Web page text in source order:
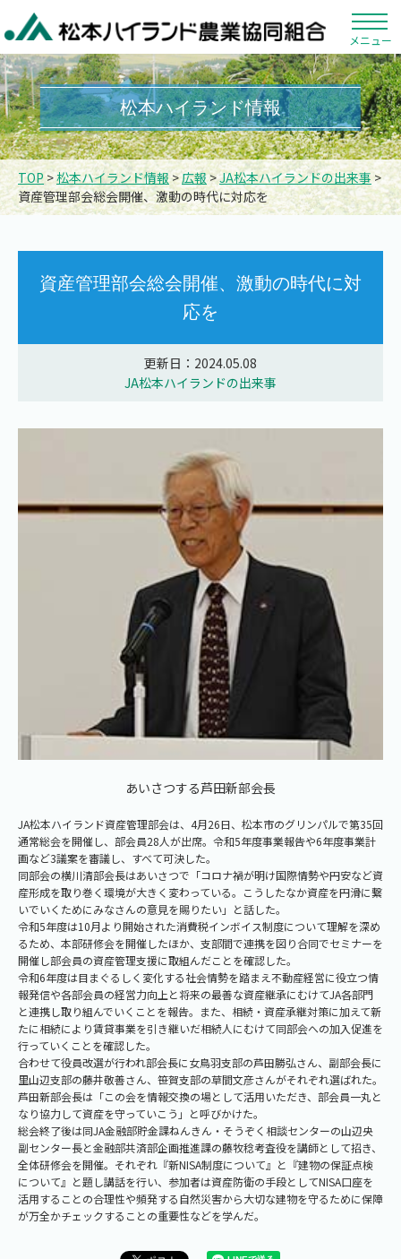
メニュー
松本ハイランド情報
TOP>松本ハイランド情報>広報>JA松本ハイランドの出来事 >
資産管理部会総会開催、激動の時代に対応を
資産管理部会総会開催、激動の時代に対
応を
更新日：2024.05.08
JA松本ハイランドの出来事
あいさつする芦田新部会長
JA松本ハイランド資産管理部会は、4月26日、松本市のグリンパルで第35回
通常総会を開催し、部会員28人が出席。令和5年度事業報告や6年度事業計
画など3議案を審議し、すべて可決した。
同部会の横川清部会長はあいさつで「コロナ禍が明け国際情勢や円安など資
産形成を取り巻く環境が大きく変わっている。こうしたなか資産を円滑に繋
いでいくためにみなさんの意見を賜りたい」と話した。
令和5年度は10月より開始された消費税インボイス制度について理解を深め
るため、本部研修会を開催したほか、支部間で連携を図り合同でセミナーを
開催し部会員の資産管理支援に取組んだことを確認した。
令和6年度は目まぐるしく変化する社会情勢を踏まえ不動産経営に役立つ情
報発信や各部会員の経営力向上と将来の最善な資産継承にむけてJA各部門
と連携し取り組んでいくことを報告。また、相続・資産承継対策に加えて新
たに相続により賃貸事業を引き継いだ相続人にむけて同部会への加入促進を
行っていくことを確認した。
合わせて役員改選が行われ部会長に女鳥羽支部の芦田勝弘さん、副部会長に
里山辺支部の藤井敬善さん、笹賀支部の草間文彦さんがそれぞれ選ばれた。
芦田新部会長は「この会を情報交換の場として活用いただき、部会員一丸と
なり協力して資産を守っていこう」と呼びかけた。
総会終了後は同JA金融部貯金課ねんきん・そうぞく相談センターの山辺央
副センター長と金融部共済部企画推進課の藤牧稔考査役を講師として招き、
全体研修会を開催。それぞれ『新NISA制度について』と『建物の保証点検
について』と題し講話を行い、参加者は資産防衛の手段としてNISA口座を
活用することの合理性や頻発する自然災害から大切な建物を守るために保障
が万全かチェックすることの重要性などを学んだ。